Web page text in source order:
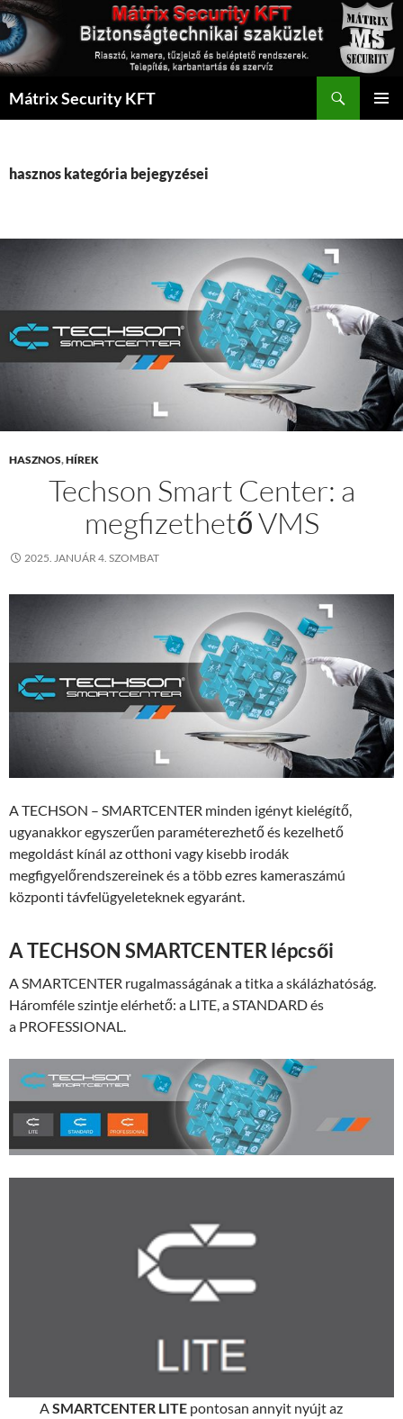
Kilépés
tartalomba
Mátrix Security KFT
hasznos kategória bejegyzései
HASZNOS,HÍREK
Techson Smart Center: a
megfizethető VMS
2025. JANUÁR 4. SZOMBAT
A TECHSON – SMARTCENTER minden igényt kielégítő,
ugyanakkor egyszerűen paraméterezhető és kezelhető
megoldást kínál az otthoni vagy kisebb irodák
megfigyelőrendszereinek és a több ezres kameraszámú
központi távfelügyeleteknek egyaránt.
A TECHSON SMARTCENTER lépcsői
A SMARTCENTER rugalmasságának a titka a skálázhatóság.
Háromféle szintje elérhető: a LITE, a STANDARD és
a PROFESSIONAL.
ASMARTCENTER LITE pontosan annyit nyújt az